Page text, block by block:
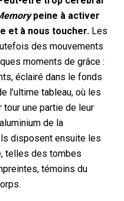
peine à activer
et à nous toucher. Les
des mouvements
moments de grâce :
éclairé dans le fonds
l’ultime tableau, où les
tour une partie de leur
de la
disposent ensuite les
telles des tombes
témoins du